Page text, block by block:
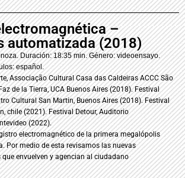
–
automatizada (2018)
Duración: 18:35 min. Género:videoensayo.
español.
AssociaçãoCultural Casa dasCaldeirasACCC São
de la Tierra, UCA Buenos Aires (2018). Festival
Cultural San Martin, Buenos Aires(2018).Festival
chile (2021). FestivalDetour, Auditorio
(2022).
electromagnético de la primera megalópolis
Por medio de esta revisamos las nuevas
envuelven y agencian al ciudadano